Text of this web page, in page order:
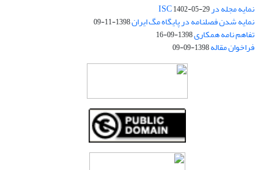
نمایه مجله در ISC1402-05-29
نمایه شدن فصلنامه در پایگاه مگ ایران1398-11-09
تفاهم نامه همکاری1398-09-16
فراخوان مقاله1398-09-09